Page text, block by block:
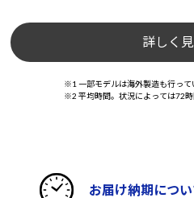
詳しく
※1 一部モデルは海外製造も行って
※2 平均時間。状況によっては72時
お届け納期につ